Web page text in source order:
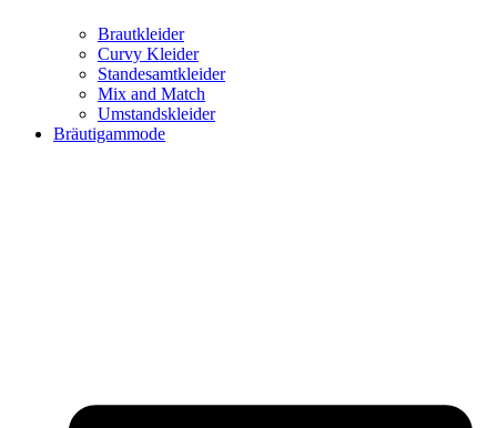
Brautkleider
Curvy Kleider
Standesamtkleider
Mix and Match
Umstandskleider
Bräutigammode